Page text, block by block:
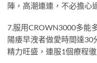
陣，高潮連連，不必擔心
7.服用CROWN3000多能
陽痿早洩者做愛時間達
精力旺盛，連服1個療程